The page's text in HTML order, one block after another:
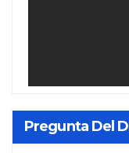
Pregunta Del